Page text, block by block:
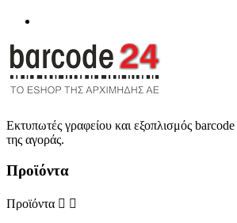
Εκτυπωτές γραφείου και εξοπλισμός barcode
της αγοράς.
Προϊόντα
Προϊόντα  